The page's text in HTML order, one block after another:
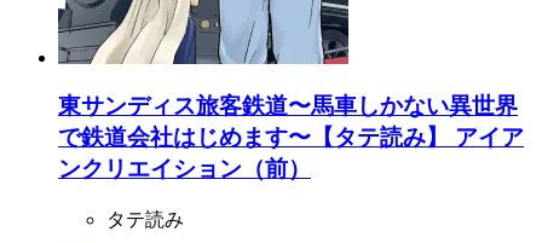
東サンディス旅客鉄道〜馬車しかない異世界
で鉄道会社はじめます〜【タテ読み】 アイア
ンクリエイション（前）
タテ読み